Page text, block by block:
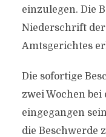
einzulegen. Die
Niederschrift der
Amtsgerichtes
Die sofortige
zwei Wochen
eingegangen
die Beschwerde